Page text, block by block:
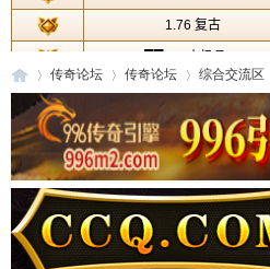
传 »
传奇论坛
›
传奇论坛 综合交流区
›